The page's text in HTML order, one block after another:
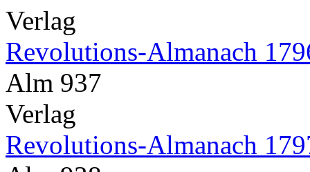
Verlag
Revolutions-Almanach
Alm 937
Verlag
Revolutions-Almanach